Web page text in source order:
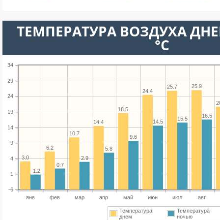
ТЕМПЕРАТУРА ВОЗДУХА
°C
янв фев мар апр май июн июл авг
-6
-1
4
9
14
19
24
29
34
25.9
25.7
24.4
18.5
14.4
10.7
6.2
3.0
16.5
15.5
14.5
9.6
5.8
2.9
0.7
-1.2
Температура
днем
Температура
ночью